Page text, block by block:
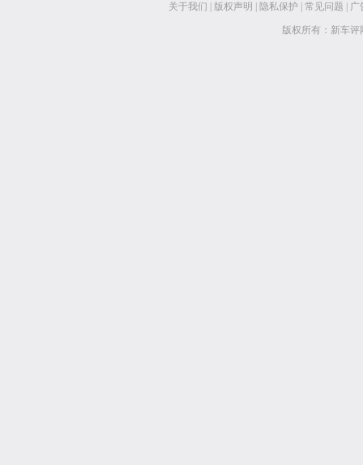
关于我们 版权声明 隐私保护 常见问题 广
版权所有：新车评